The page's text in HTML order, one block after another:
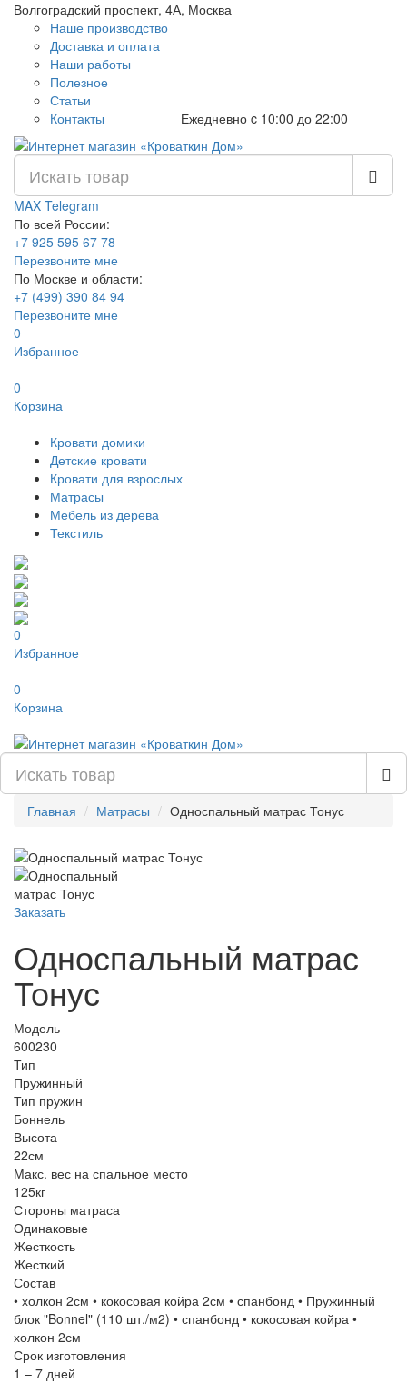
Волгоградский проспект, 4А, Москва
Наше производство
Доставка и оплата
Наши работы
Полезное
Статьи
Контакты
Ежедневно c 10:00 до 22:00
MAX Telegram
По всей России:
+7 925 595 67 78
Перезвоните мне
По Москве и области:
+7 (499) 390 84 94
Перезвоните мне
0
Избранное
0
Корзина
Кровати домики
Детские кровати
Кровати для взрослых
Матрасы
Мебель из дерева
Текстиль
0
Избранное
0
Корзина
Главная Матрасы Односпальный матрас Тонус
Заказать
Односпальный матрас
Тонус
Модель
600230
Тип
Пружинный
Тип пружин
Боннель
Высота
22см
Макс. вес на спальное место
125кг
Стороны матраса
Одинаковые
Жесткость
Жесткий
Состав
• холкон 2см • кокосовая койра 2см • спанбонд • Пружинный
блок "Bonnel" (110 шт./м2) • спанбонд • кокосовая койра •
холкон 2см
Срок изготовления
1 – 7 дней